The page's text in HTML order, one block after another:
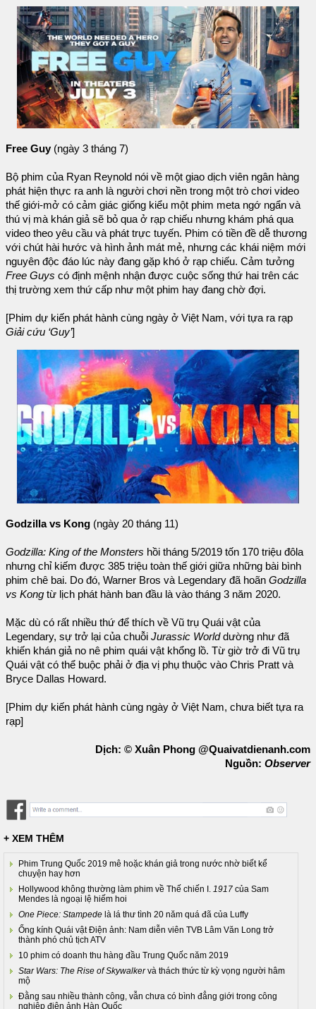
Free Guy (ngày 3 tháng 7)
Bộ phim của Ryan Reynold nói về một giao dịch viên ngân hàng
phát hiện thực ra anh là người chơi nền trong một trò chơi video
thế giới-mở có cảm giác giống kiểu một phim meta ngớ ngẩn và
thú vị mà khán giả sẽ bỏ qua ở rạp chiếu nhưng khám phá qua
video theo yêu cầu và phát trực tuyến. Phim có tiền đề dễ thương
với chút hài hước và hình ảnh mát mẻ, nhưng các khái niệm mới
nguyên độc đáo lúc này đang gặp khó ở rạp chiếu. Cảm tưởng
Free Guys có định mệnh nhận được cuộc sống thứ hai trên các
thị trường xem thứ cấp như một phim hay đang chờ đợi.
[Phim dự kiến phát hành cùng ngày ở Việt Nam, với tựa ra rạp
Giải cứu ‘Guy’]
Godzilla vs Kong (ngày 20 tháng 11)
Godzilla: King of the Monsters hồi tháng 5/2019 tốn 170 triệu đôla
nhưng chỉ kiếm được 385 triệu toàn thế giới giữa những bài bình
phim chê bai. Do đó, Warner Bros và Legendary đã hoãn Godzilla
vs Kong từ lịch phát hành ban đầu là vào tháng 3 năm 2020.
Mặc dù có rất nhiều thứ để thích về Vũ trụ Quái vật của
Legendary, sự trở lại của chuỗi Jurassic Worlddường như đã
khiến khán giả no nê phim quái vật khổng lồ. Từ giờ trở đi Vũ trụ
Quái vật có thể buộc phải ở địa vị phụ thuộc vào Chris Pratt và
Bryce Dallas Howard.
[Phim dự kiến phát hành cùng ngày ở Việt Nam, chưa biết tựa ra
rạp]
Dịch: © Xuân Phong @Quaivatdienanh.com
Nguồn: Observer
+ XEM THÊM
Phim Trung Quốc 2019 mê hoặc khán giả trong nước nhờ biết kể
chuyện hay hơn
Hollywood không thường làm phim về Thế chiến I. 1917 của Sam
Mendes là ngoại lệ hiếm hoi
One Piece: Stampede là lá thư tình 20 năm quá đã của Luffy
Ống kính Quái vật Điện ảnh: Nam diễn viên TVB Lâm Văn Long trở
thành phó chủ tịch ATV
10 phim có doanh thu hàng đầu Trung Quốc năm 2019
Star Wars: The Rise of Skywalkervà thách thức từ kỳ vọng người hâm
mộ
Đằng sau nhiều thành công, vẫn chưa có bình đẳng giới trong công
nghiệp điện ảnh Hàn Quốc